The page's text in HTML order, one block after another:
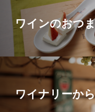
ワインのおつ
ワイナリーか